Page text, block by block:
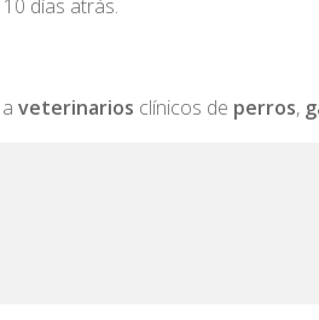
días atrás.
veterinarios clínicos de perros,